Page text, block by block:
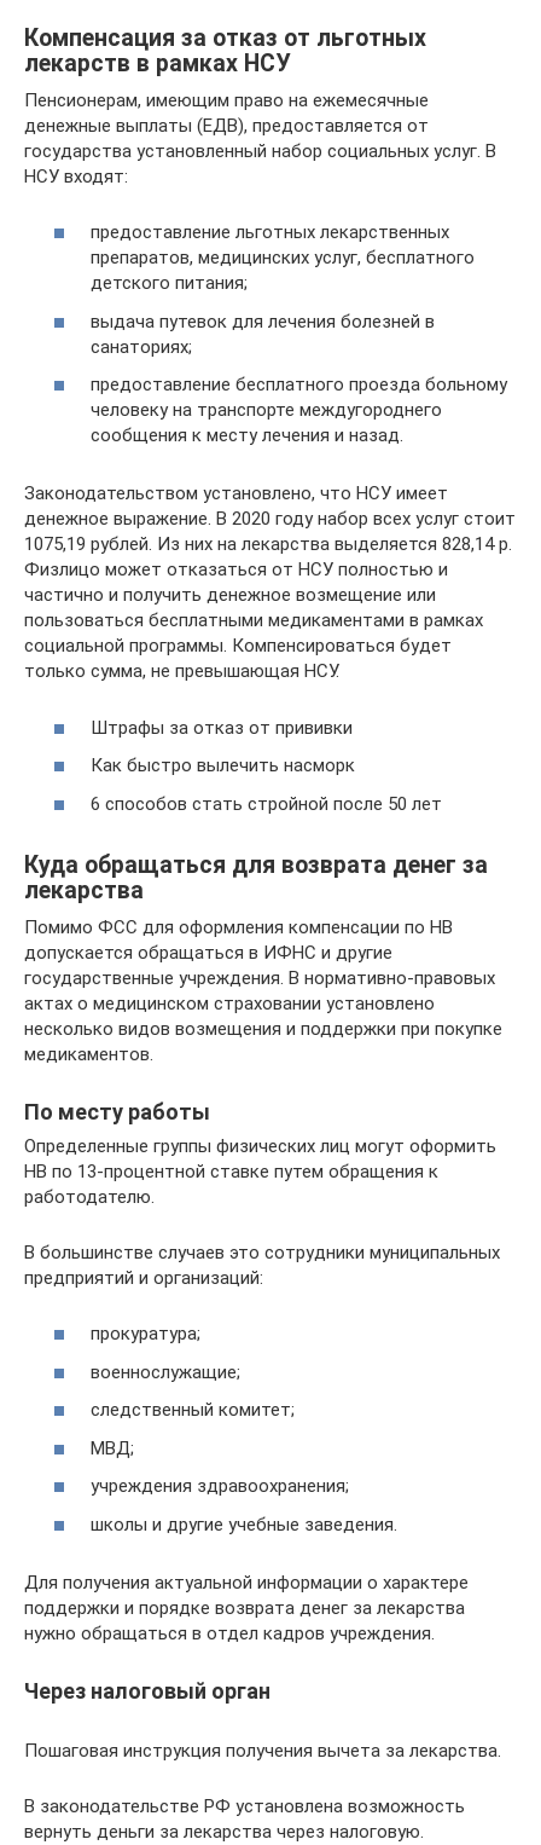
Компенсация за отказ от льготных
лекарств в рамках НСУ
Пенсионерам, имеющим право на ежемесячные
денежные выплаты (ЕДВ), предоставляется от
государства установленный набор социальных услуг. В
НСУ входят:
предоставление льготных лекарственных
препаратов, медицинских услуг, бесплатного
детского питания;
выдача путевок для лечения болезней в
санаториях;
предоставление бесплатного проезда больному
человеку на транспорте междугороднего
сообщения к месту лечения и назад.
Законодательством установлено, что НСУ имеет
денежное выражение. В 2020 году набор всех услуг стоит
1075,19 рублей. Из них на лекарства выделяется 828,14 р.
Физлицо может отказаться от НСУ полностью и
частично и получить денежное возмещение или
пользоваться бесплатными медикаментами в рамках
социальной программы. Компенсироваться будет
только сумма, не превышающая НСУ.
Штрафы за отказ от прививки
Как быстро вылечить насморк
6 способов стать стройной после 50 лет
Куда обращаться для возврата денег за
лекарства
Помимо ФСС для оформления компенсации по НВ
допускается обращаться в ИФНС и другие
государственные учреждения. В нормативно-правовых
актах о медицинском страховании установлено
несколько видов возмещения и поддержки при покупке
медикаментов.
По месту работы
Определенные группы физических лиц могут оформить
НВ по 13-процентной ставке путем обращения к
работодателю.
В большинстве случаев это сотрудники муниципальных
предприятий и организаций:
прокуратура;
военнослужащие;
следственный комитет;
МВД;
учреждения здравоохранения;
школы и другие учебные заведения.
Для получения актуальной информации о характере
поддержки и порядке возврата денег за лекарства
нужно обращаться в отдел кадров учреждения.
Через налоговый орган
Пошаговая инструкция получения вычета за лекарства.
В законодательстве РФ установлена возможность
вернуть деньги за лекарства через налоговую.